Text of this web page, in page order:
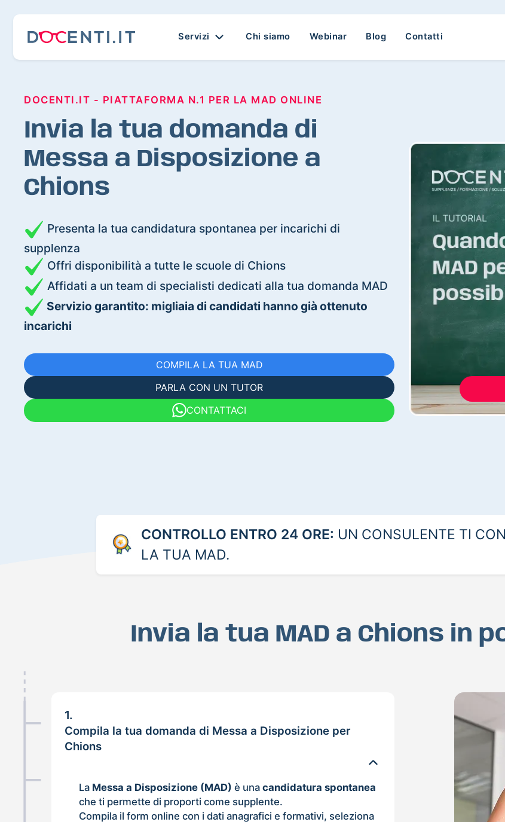
Servizi Chi siamo Webinar Blog Contatti
DOCENTI.IT - PIATTAFORMA N.1 PER LA MAD ONLINE
Invia la tua domanda di
Messa a Disposizione a
Chions
Presenta la tua candidatura spontanea per incarichi di
supplenza
Offri disponibilità a tutte le scuole di Chions
Affidati a un team di specialisti dedicati alla tua domanda MAD
Servizio garantito: migliaia di candidati hanno già ottenuto
incarichi
COMPILA LA TUA MAD
PARLA CON UN TUTOR
CONTATTACI
CONTROLLO ENTRO 24 ORE: UN CONSULENTE TI
LA TUA MAD.
Invia la tua MAD a Chions in
1.
Compila la tua domanda di Messa a Disposizione per
Chions
La Messa a Disposizione (MAD) è unacandidatura spontanea
che ti permette di proporti come supplente.
Compila il form online con i dati anagrafici e formativi, seleziona